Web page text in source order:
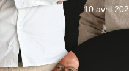
10 avril